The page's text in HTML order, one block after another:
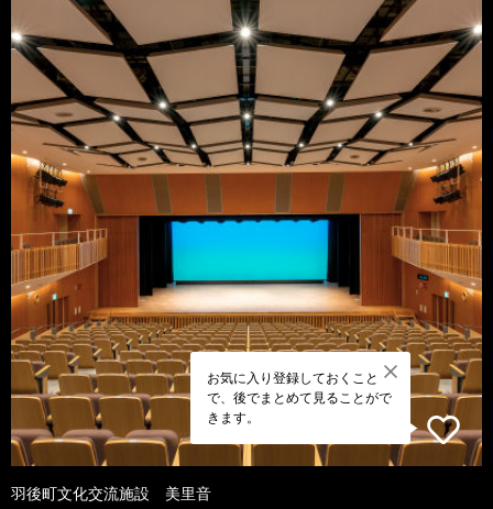
お気に入り登録しておくこと
で、後でまとめて見ることがで
きます。
羽後町文化交流施設 美里音